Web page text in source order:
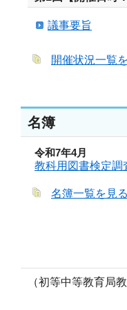
議事要旨
開催状況一覧
名簿
令和7年4月
教科用図書検定調
名簿一覧を見る
（初等中等教育局